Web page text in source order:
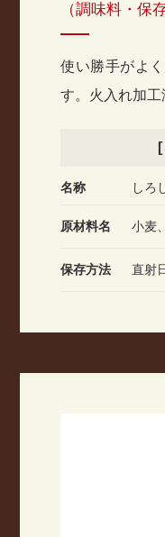
（調味料・保
使い勝手がよ
す。火入れ加工
名称 しろ
原材料名 小麦
保存方法 直射